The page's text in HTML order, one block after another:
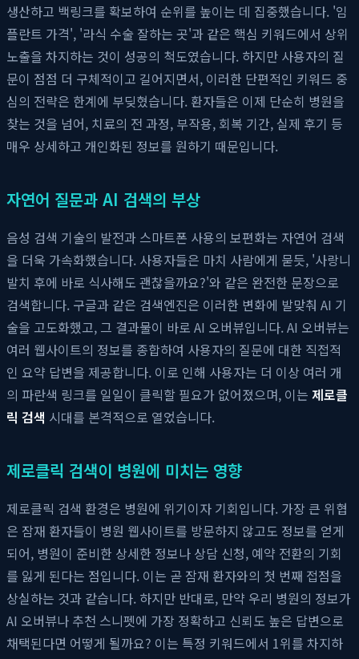
생산하고 백링크를 확보하여 순위를 높이는 데 집중했습니다. '임
플란트 가격', '라식 수술 잘하는 곳'과 같은 핵심 키워드에서 상위
노출을 차지하는 것이 성공의 척도였습니다. 하지만 사용자의 질
문이 점점 더 구체적이고 길어지면서, 이러한 단편적인 키워드 중
심의 전략은 한계에 부딪혔습니다. 환자들은 이제 단순히 병원을
찾는 것을 넘어, 치료의 전 과정, 부작용, 회복 기간, 실제 후기 등
매우 상세하고 개인화된 정보를 원하기 때문입니다.
자연어 질문과 AI 검색의 부상
음성 검색 기술의 발전과 스마트폰 사용의 보편화는 자연어 검색
을 더욱 가속화했습니다. 사용자들은 마치 사람에게 묻듯, '사랑니
발치 후에 바로 식사해도 괜찮을까요?'와 같은 완전한 문장으로
검색합니다. 구글과 같은 검색엔진은 이러한 변화에 발맞춰 AI 기
술을 고도화했고, 그 결과물이 바로 AI 오버뷰입니다. AI 오버뷰는
여러 웹사이트의 정보를 종합하여 사용자의 질문에 대한 직접적
인 요약 답변을 제공합니다. 이로 인해 사용자는 더 이상 여러 개
의 파란색 링크를 일일이 클릭할 필요가 없어졌으며, 이는 제로클
릭 검색 시대를 본격적으로 열었습니다.
제로클릭 검색이 병원에 미치는 영향
제로클릭 검색 환경은 병원에 위기이자 기회입니다. 가장 큰 위협
은 잠재 환자들이 병원 웹사이트를 방문하지 않고도 정보를 얻게
되어, 병원이 준비한 상세한 정보나 상담 신청, 예약 전환의 기회
를 잃게 된다는 점입니다. 이는 곧 잠재 환자와의 첫 번째 접점을
상실하는 것과 같습니다. 하지만 반대로, 만약 우리 병원의 정보가
AI 오버뷰나 추천 스니펫에 가장 정확하고 신뢰도 높은 답변으로
채택된다면 어떻게 될까요? 이는 특정 키워드에서 1위를 차지하